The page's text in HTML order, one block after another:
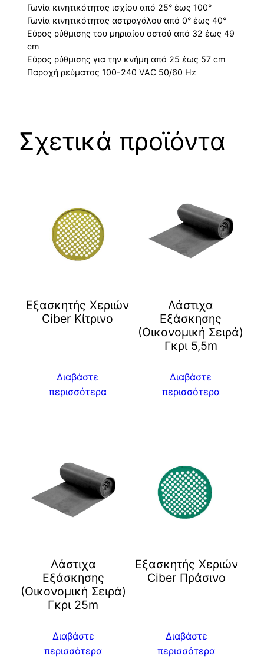
Γωνία κινητικότητας ισχίου από 25° έως 100°
Γωνία κινητικότητας αστραγάλου από 0° έως 40°
Εύρος ρύθμισης του μηριαίου οστού από 32 έως 49
cm
Εύρος ρύθμισης για την κνήμη από 25 έως 57 cm
Παροχή ρεύματος 100-240 VAC 50/60 Hz
Σχετικά προϊόντα
Eξασκητής Χεριών
Ciber Kίτρινο
Διαβάστε
περισσότερα
Λάστιχα
Εξάσκησης
(Οικονομική Σειρά)
Γκρι 5,5m
Διαβάστε
περισσότερα
Λάστιχα
Εξάσκησης
(Οικονομική Σειρά)
Γκρι 25m
Διαβάστε
περισσότερα
Eξασκητής Χεριών
Ciber Πράσινο
Διαβάστε
περισσότερα